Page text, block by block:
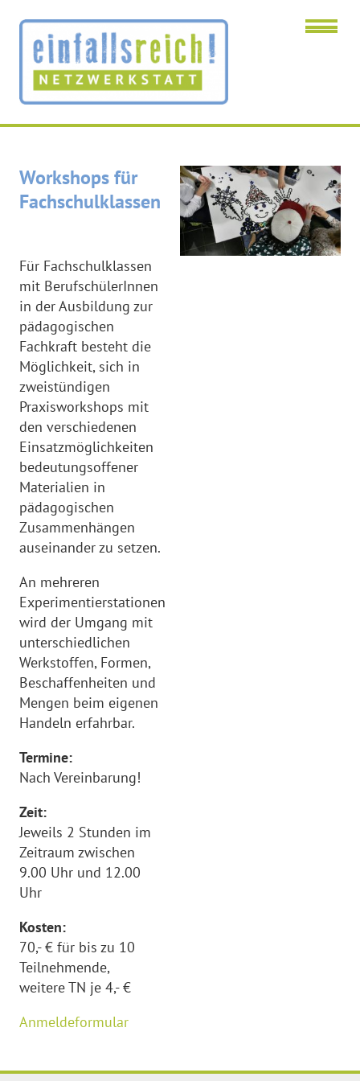
Workshops
Fachschulen
Workshops für
Fachschulklassen
Für Fachschulklassen
mit BerufschülerInnen
in der Ausbildung zur
pädagogischen
Fachkraft besteht die
Möglichkeit, sich in
zweistündigen
Praxisworkshops mit
den verschiedenen
Einsatzmöglichkeiten
bedeutungsoffener
Materialien in
pädagogischen
Zusammenhängen
auseinander zu setzen.
An mehreren
Experimentierstationen
wird der Umgang mit
unterschiedlichen
Werkstoffen, Formen,
Beschaffenheiten und
Mengen beim eigenen
Handeln erfahrbar.
Termine:
Nach Vereinbarung!
Zeit:
Jeweils 2 Stunden im
Zeitraum zwischen
9.00 Uhr und 12.00
Uhr
Kosten:
70,- € für bis zu 10
Teilnehmende,
weitere TN je 4,- €
Anmeldeformular